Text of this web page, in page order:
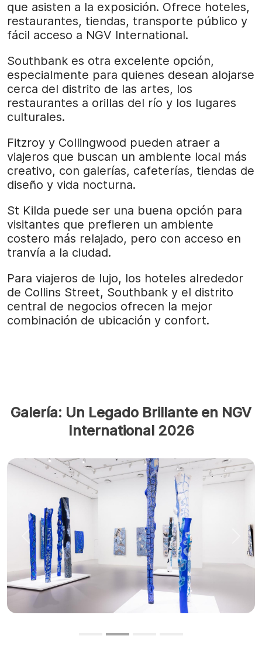
que asisten a la exposición. Ofrece hoteles,
restaurantes, tiendas, transporte público y
fácil acceso a NGV International.
Southbank es otra excelente opción,
especialmente para quienes desean alojarse
cerca del distrito de las artes, los
restaurantes a orillas del río y los lugares
culturales.
Fitzroy y Collingwood pueden atraer a
viajeros que buscan un ambiente local más
creativo, con galerías, cafeterías, tiendas de
diseño y vida nocturna.
St Kilda puede ser una buena opción para
visitantes que prefieren un ambiente
costero más relajado, pero con acceso en
tranvía a la ciudad.
Para viajeros de lujo, los hoteles alrededor
de Collins Street, Southbank y el distrito
central de negocios ofrecen la mejor
combinación de ubicación y confort.
Galería: Un Legado Brillante en NGV
International 2026
Anterior